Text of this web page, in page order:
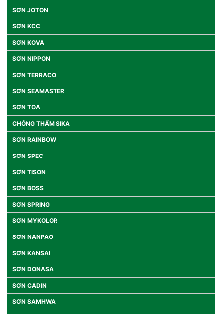
SƠN JOTON
SƠN KCC
SƠN KOVA
SƠN NIPPON
SƠN TERRACO
SƠN SEAMASTER
SƠN TOA
CHỐNG THẤM SIKA
SƠN RAINBOW
SƠN SPEC
SƠN TISON
SƠN BOSS
SƠN SPRING
SƠN MYKOLOR
SƠN NANPAO
SƠN KANSAI
SƠN DONASA
SƠN CADIN
SƠN SAMHWA